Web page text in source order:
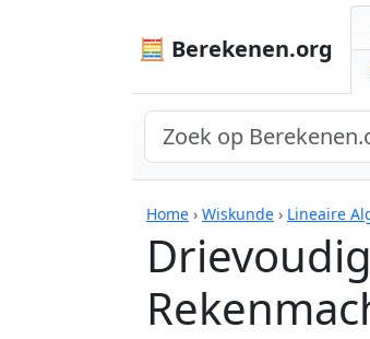
🧮 Berekenen.org
Home › Wiskunde › Lineaire